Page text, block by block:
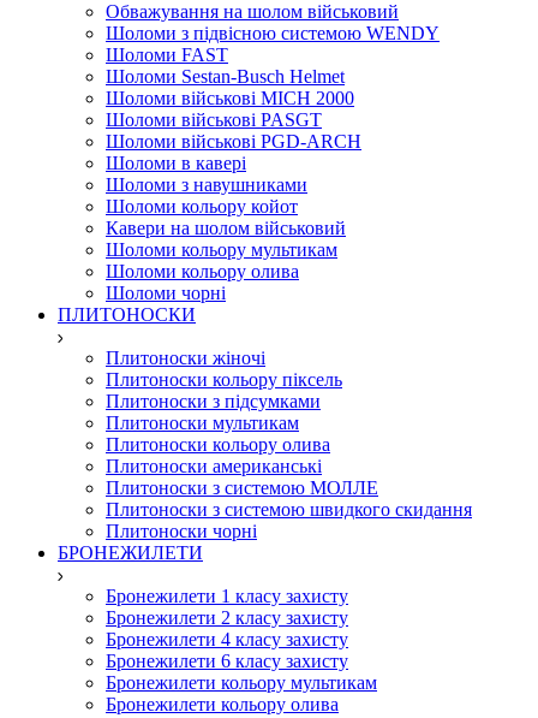
Обважування на шолом військовий
Шоломи з підвісною системою WENDY
Шоломи FAST
Шоломи Sestan-Busch Helmet
Шоломи військові MICH 2000
Шоломи військові PASGT
Шоломи військові PGD-ARCH
Шоломи в кавері
Шоломи з навушниками
Шоломи кольору койот
Кавери на шолом військовий
Шоломи кольору мультикам
Шоломи кольору олива
Шоломи чорні
ПЛИТОНОСКИ
Плитоноски жіночі
Плитоноски кольору піксель
Плитоноски з підсумками
Плитоноски мультикам
Плитоноски кольору олива
Плитоноски американські
Плитоноски з системою МОЛЛЕ
Плитоноски з системою швидкого скидання
Плитоноски чорні
БРОНЕЖИЛЕТИ
Бронежилети 1 класу захисту
Бронежилети 2 класу захисту
Бронежилети 4 класу захисту
Бронежилети 6 класу захисту
Бронежилети кольору мультикам
Бронежилети кольору олива